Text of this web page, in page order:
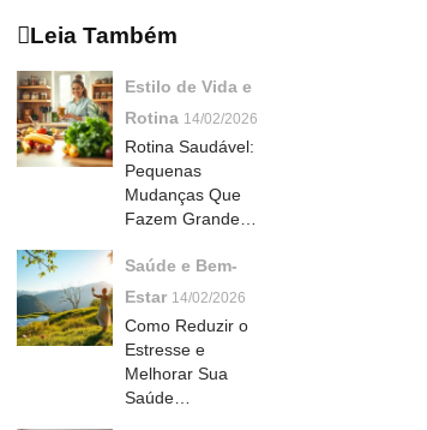
Leia Também
Estilo de Vida e
Rotina 14/02/2026
Rotina Saudável:
Pequenas
Mudanças Que
Fazem Grande
Saúde e Bem-
Estar 14/02/2026
Como Reduzir o
Estresse e
Melhorar Sua
Saúde